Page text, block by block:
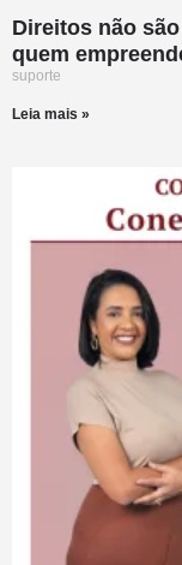
Direitos não
quem
suporte
Leia mais »